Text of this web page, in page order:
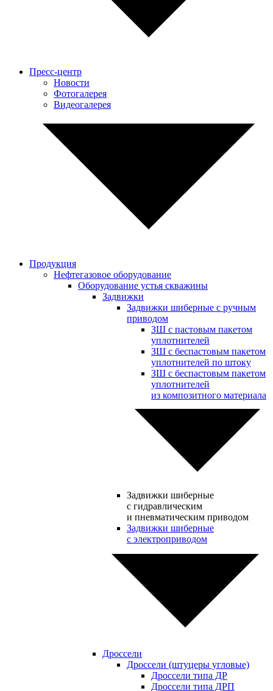
Пресс-центр
Новости
Фотогалерея
Видеогалерея
Продукция
Нефтегазовое оборудование
Оборудование устья скважины
Задвижки
Задвижки шиберные с ручным
приводом
ЗШ с пастовым пакетом
уплотнителей
ЗШ с беспастовым пакетом
уплотнителей по штоку
ЗШ с беспастовым пакетом
уплотнителей
из композитного материала
Задвижки шиберные
с гидравлическим
и пневматическим приводом
Задвижки шиберные
с электроприводом
Дроссели
Дроссели (штуцеры угловые)
Дроссели типа ДР
Дроссели типа ДРП